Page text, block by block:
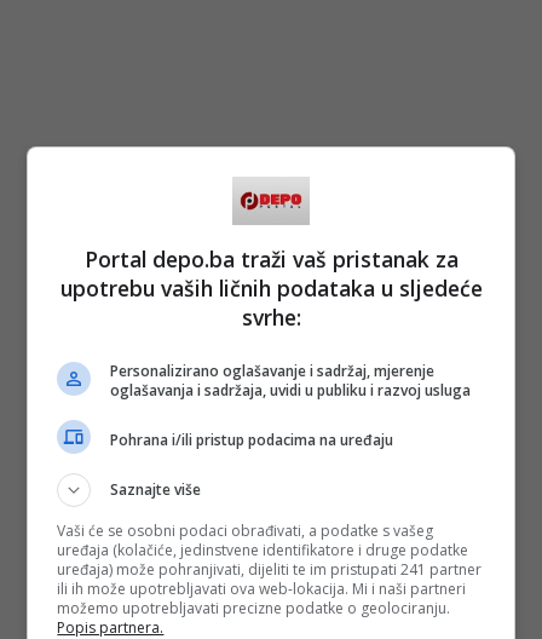
Portal depo.ba traži vaš pristanak za
upotrebu vaših ličnih podataka u sljedeće
svrhe:
Personalizirano oglašavanje i sadržaj, mjerenje
oglašavanja i sadržaja, uvidi u publiku i razvoj usluga
Pohrana i/ili pristup podacima na uređaju
Saznajte više
Vaši će se osobni podaci obrađivati, a podatke s vašeg
uređaja (kolačiće, jedinstvene identifikatore i druge podatke
uređaja) može pohranjivati, dijeliti te im pristupati 241 partner
ili ih može upotrebljavati ova web-lokacija. Mi i naši partneri
možemo upotrebljavati precizne podatke o geolociranju.
Popis partnera.